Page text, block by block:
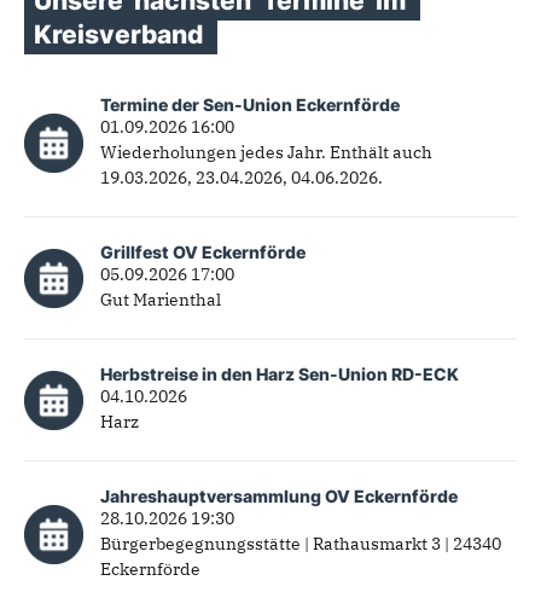
Kreisverband
Termine der Sen-Union Eckernförde
01.09.2026 16:00
Wiederholungen jedes Jahr. Enthält auch
19.03.2026, 23.04.2026, 04.06.2026.
Grillfest OV Eckernförde
05.09.2026 17:00
Gut Marienthal
Herbstreise in den Harz Sen-Union RD-ECK
04.10.2026
Harz
Jahreshauptversammlung OV Eckernförde
28.10.2026 19:30
Bürgerbegegnungsstätte | Rathausmarkt 3 | 24340
Eckernförde